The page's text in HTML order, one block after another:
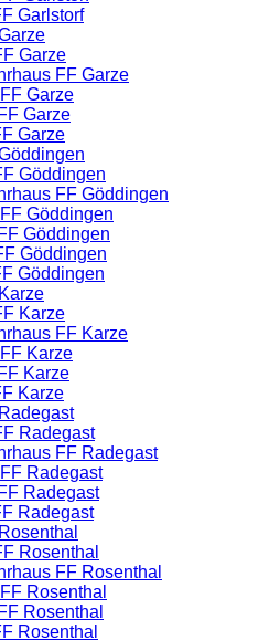
Garlstorf
Garze
FF Garze
Garze
Garze
Garze
Göddingen
FF Göddingen
Göddingen
Göddingen
Göddingen
Göddingen
Karze
FF Karze
Karze
Karze
Karze
Radegast
FF Radegast
Radegast
Radegast
Radegast
Rosenthal
FF Rosenthal
Rosenthal
Rosenthal
Rosenthal